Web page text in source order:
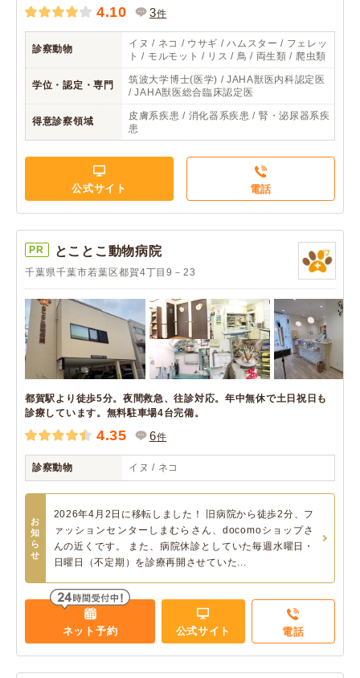
4.10 3件
診察動物
イヌ / ネコ / ウサギ / ハムスター / フェレッ
ト / モルモット / リス / 鳥 / 両生類 / 爬虫類
学位・認定・専門
筑波大学博士(医学) / JAHA獣医内科認定医
/ JAHA獣医総合臨床認定医
得意診察領域
皮膚系疾患 / 消化器系疾患 / 腎・泌尿器系疾
患
公式サイト 電話
PR とことこ動物病院
千葉県千葉市若葉区都賀4丁目9－23
都賀駅より徒歩5分。夜間救急、往診対応。年中無休で土日祝日も
診療しています。無料駐車場4台完備。
4.35 6件
診察動物 イヌ / ネコ
お
知
ら
せ
2026年4月2日に移転しました！ 旧病院から徒歩2分、フ
ァッションセンターしまむらさん、docomoショップさ
んの近くです。 また、病院休診としていた毎週水曜日・
日曜日（不定期）を診療再開させていた...
ネット予約 公式サイト 電話